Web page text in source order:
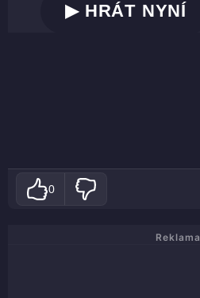
▶HRÁT NYNÍ
0
Reklama